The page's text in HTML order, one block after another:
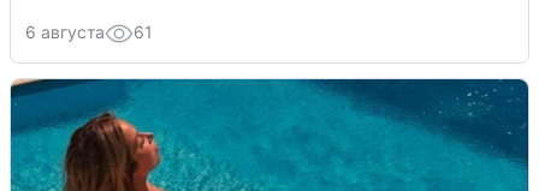
6 августа 61